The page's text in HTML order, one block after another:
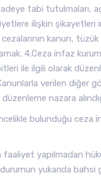
tabi tutulmaları,
ilişkin şikayetleri
kanun,
4.Ceza infaz
ile ilgili olarak
verilen diğer
nazara
bulunduğu ceza
yapılmadan
yukarıda bahsi